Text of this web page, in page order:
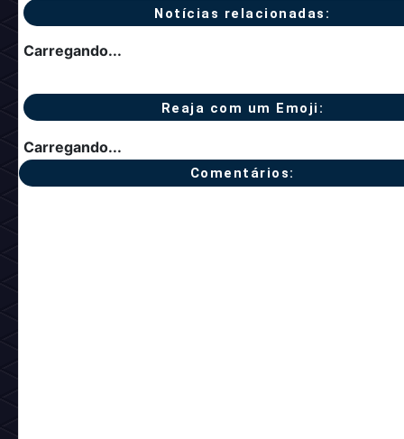
Notícias relacionadas:
Carregando...
Reaja com um Emoji:
Carregando...
Comentários: